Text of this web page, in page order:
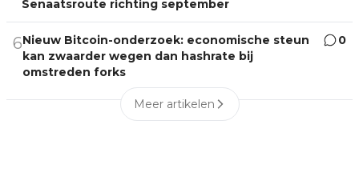
Senaatsroute richting september
6Nieuw Bitcoin-onderzoek: economische steun
kan zwaarder wegen dan hashrate bij
omstreden forks
0
Meer artikelen